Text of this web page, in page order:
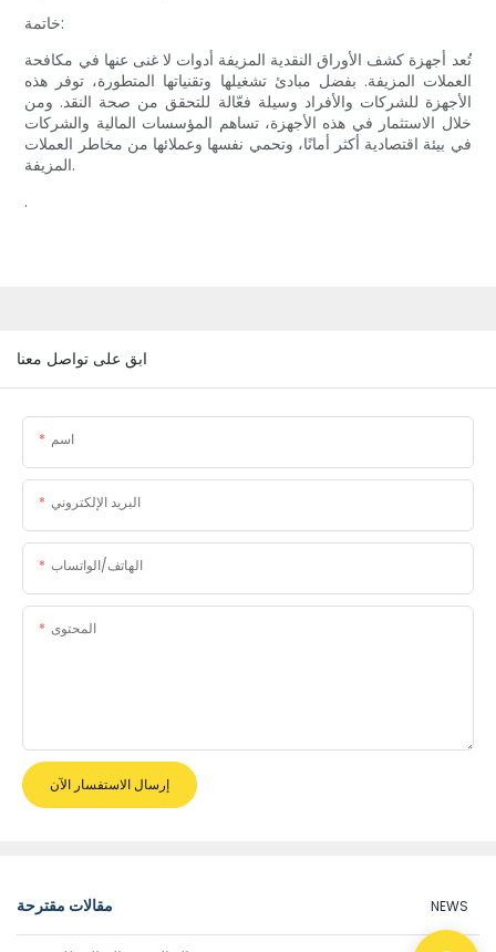
خاتمة:
تُعد أجهزة كشف الأوراق النقدية المزيفة أدوات لا غنى عنها في مكافحة
العملات المزيفة. بفضل مبادئ تشغيلها وتقنياتها المتطورة، توفر هذه
الأجهزة للشركات والأفراد وسيلة فعّالة للتحقق من صحة النقد. ومن
خلال الاستثمار في هذه الأجهزة، تساهم المؤسسات المالية والشركات
في بيئة اقتصادية أكثر أمانًا، وتحمي نفسها وعملائها من مخاطر العملات
المزيفة.
.
ابق على تواصل معنا
اسم
البريد الإلكتروني
الهاتف/الواتساب
المحتوى
إرسال الاستفسار الآن
مقالات مقترحة NEWS